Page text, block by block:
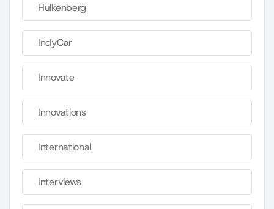
Hulkenberg
IndyCar
Innovate
Innovations
International
Interviews